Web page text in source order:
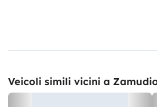
Veicoli simili vicini a